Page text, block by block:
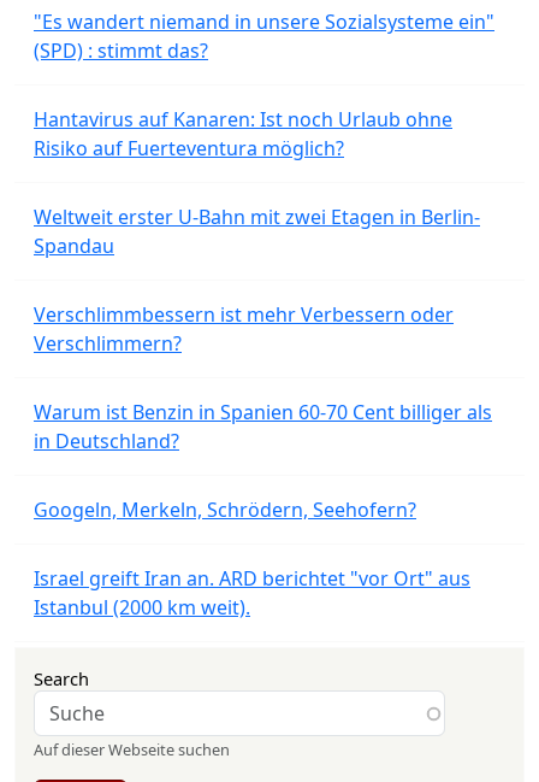
"Es wandert niemand in unsere Sozialsysteme ein"
(SPD) : stimmt das?
Hantavirus auf Kanaren: Ist noch Urlaub ohne
Risiko auf Fuerteventura möglich?
Weltweit erster U-Bahn mit zwei Etagen in Berlin-
Spandau
Verschlimmbessern ist mehr Verbessern oder
Verschlimmern?
Warum ist Benzin in Spanien 60-70 Cent billiger als
in Deutschland?
Googeln, Merkeln, Schrödern, Seehofern?
Israel greift Iran an. ARD berichtet "vor Ort" aus
Istanbul (2000 km weit).
Search
Auf dieser Webseite suchen